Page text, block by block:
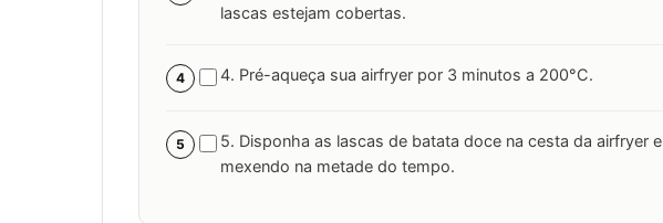
lascas estejam cobertas.
4 4. Pré-aqueça sua airfryer por 3 minutos a 200°C.
5
5. Disponha as lascas de batata doce na cesta da airfryer
mexendo na metade do tempo.